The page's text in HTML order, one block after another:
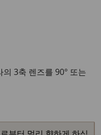
3축 렌즈를 90° 또는